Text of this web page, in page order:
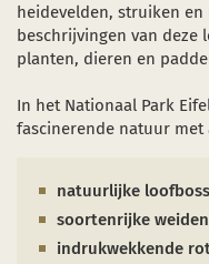
Onderzoek in
Wildernis Trail
Barrièrevrij
Sterrenpark
Start- en
Afrikaanse
nieuw venster)
in een nieuw venster)
in een nieuw
heidevelden, struiken
beschrijvingen van deze
planten, dieren en
In het Nationaal Park
fascinerende natuur
natuurlijke
soortenrijke weiden
indrukwekkende